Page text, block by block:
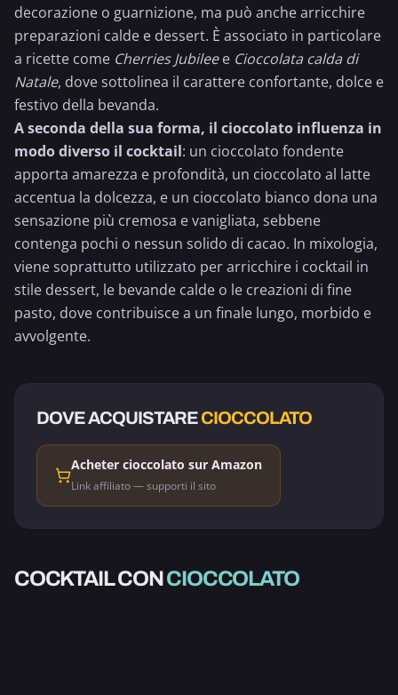
decorazione o guarnizione, ma può anche arricchire
preparazioni calde e dessert. È associato in particolare
a ricette come Cherries Jubileee Cioccolata calda di
Natale, dove sottolinea il carattere confortante, dolce e
festivo della bevanda.
A seconda della sua forma, il cioccolato influenza in
modo diverso il cocktail: un cioccolato fondente
apporta amarezza e profondità, un cioccolato al latte
accentua la dolcezza, e un cioccolato bianco dona una
sensazione più cremosa e vanigliata, sebbene
contenga pochi o nessun solido di cacao. In mixologia,
viene soprattutto utilizzato per arricchire i cocktail in
stile dessert, le bevande calde o le creazioni di fine
pasto, dove contribuisce a un finale lungo, morbido e
avvolgente.
DOVE ACQUISTARECIOCCOLATO
Acheter cioccolato sur Amazon
Link affiliato — supporti il sito
COCKTAIL CONCIOCCOLATO
CILIEGIE JUBILEE
CIOCCOLATA CALDA
DI NATALE